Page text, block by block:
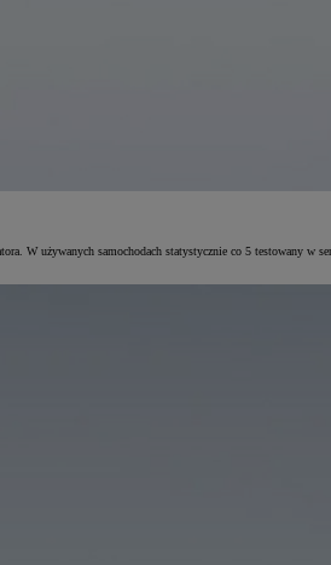
W używanych samochodach statystycznie co 5 testowany